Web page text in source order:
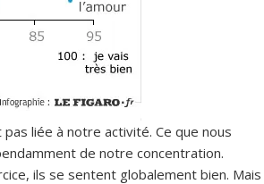
liée à notre activité. Ce que nous
de notre concentration.
ils se sentent globalement bien. Mais